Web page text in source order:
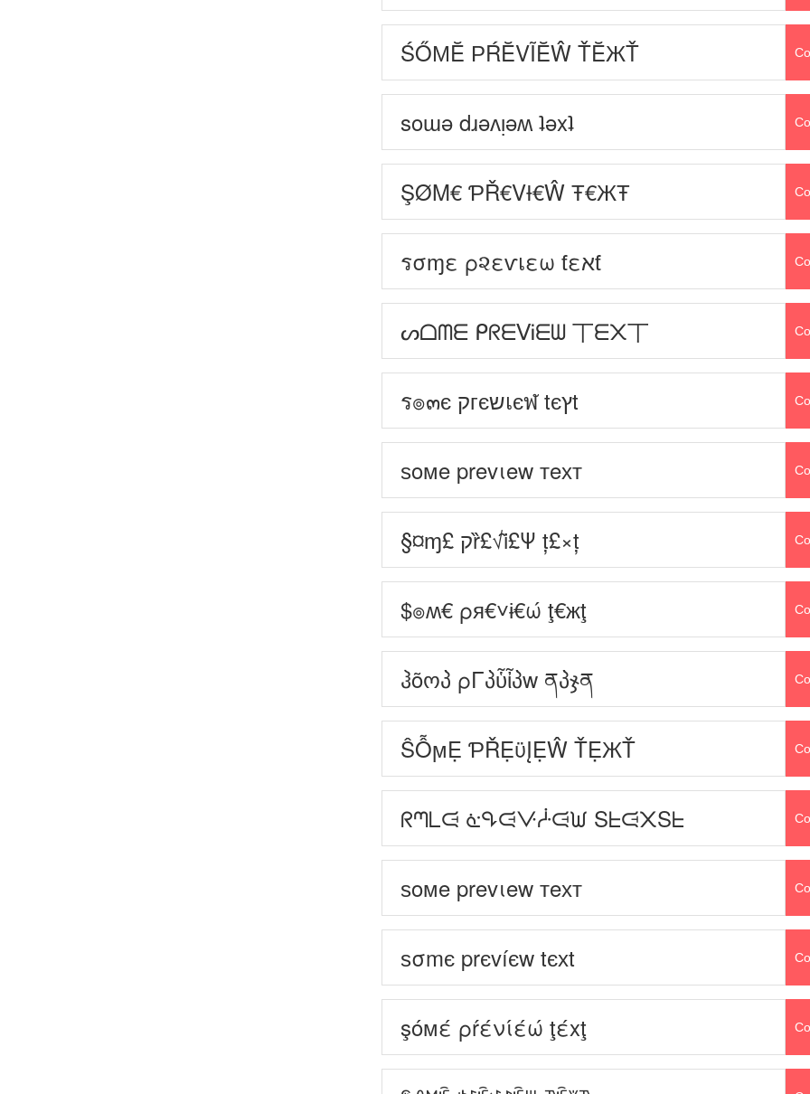
ŚŐМĔ РŔĔVĨĔŴ ŤĔЖŤ
soɯǝ dɹǝʌᴉǝʍ ʇǝxʇ
ŞØΜ€ ƤŘ€VƗ€Ŵ Ŧ€ЖŦ
รσɱε ρ૨εѵเεω ƭεאƭ
ᔕᗝᗰᗴ ᑭᖇᗴᐯᎥᗴᗯ 丅ᗴ᙭丅
ร๏๓є קгєשเєฬ tєץt
ѕoмe prevιew тeхт
§¤ɱ£ קȑ£√ȋ£Ψ ț£×ț
$๏ʍ€ ρя€˅ɨ€ώ ţ€жţ
ჰõოპ ρΓპὗἶპw ནპჯན
ŜỖϻẸ ƤŘẸϋĮẸŴ ŤẸЖŤ
ᖇᘉᒪᙍ ᓎᕴᙍᐻᓿᙍᙎ Sᖶᙍ᙭Sᖶ
ѕoмe prevιew тeхт
ѕσmє prєvíєw tєхt
şόмέ ρŕένίέώ ţέxţ